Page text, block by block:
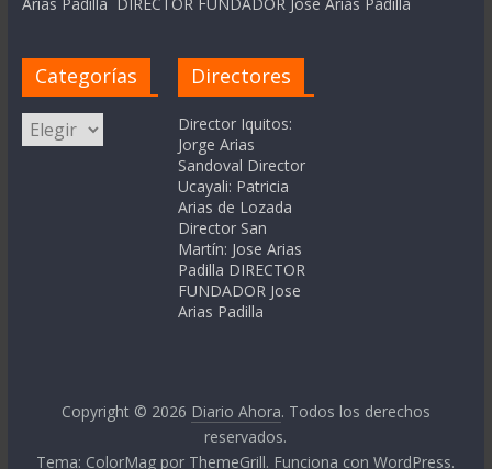
Arias Padilla DIRECTOR FUNDADOR Jose Arias Padilla
Categorías
Categorías
Directores
Director Iquitos:
Jorge Arias
Sandoval Director
Ucayali: Patricia
Arias de Lozada
Director San
Martín: Jose Arias
Padilla DIRECTOR
FUNDADOR Jose
Arias Padilla
Copyright © 2026 Diario Ahora. Todos los derechos
reservados.
Tema: ColorMag por ThemeGrill. Funciona conWordPress.